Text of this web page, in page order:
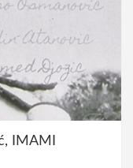
IMAMI